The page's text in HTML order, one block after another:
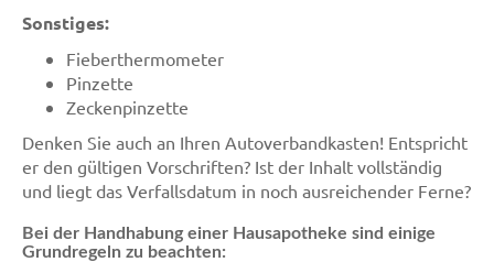
Sonstiges:
Fieberthermometer
Pinzette
Zeckenpinzette
Denken Sie auch an Ihren Autoverbandkasten! Entspricht
er den gültigen Vorschriften? Ist der Inhalt vollständig
und liegt das Verfallsdatum in noch ausreichender Ferne?
Bei der Handhabung einer Hausapotheke sind einige
Grundregeln zu beachten: